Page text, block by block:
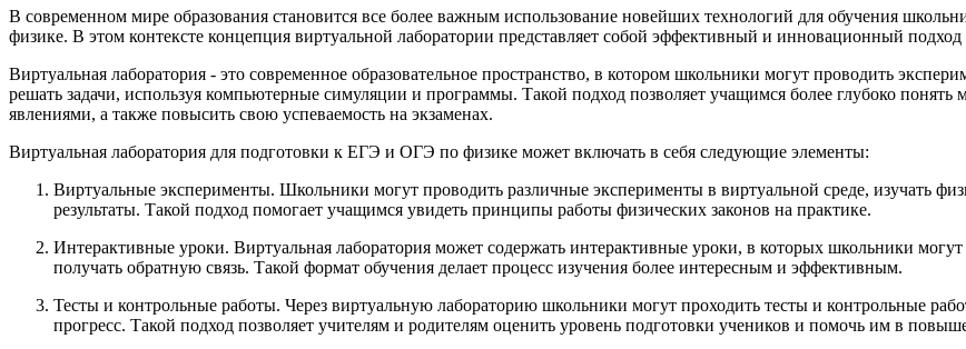
В современном мире образования становится все более важным использование новейших технологий для обучения
физике. В этом контексте концепция виртуальной лаборатории представляет собой эффективный и инновационный
Виртуальная лаборатория - это современное образовательное пространство, в котором школьники могут проводить
решать задачи, используя компьютерные симуляции и программы. Такой подход позволяет учащимся более глубоко
явлениями, а также повысить свою успеваемость на экзаменах.
Виртуальная лаборатория для подготовки к ЕГЭ и ОГЭ по физике может включать в себя следующие элементы:
Виртуальные эксперименты. Школьники могут проводить различные эксперименты в виртуальной среде, изучать
результаты. Такой подход помогает учащимся увидеть принципы работы физических законов на практике.
Интерактивные уроки. Виртуальная лаборатория может содержать интерактивные уроки, в которых школьники
получать обратную связь. Такой формат обучения делает процесс изучения более интересным и эффективным.
Тесты и контрольные работы. Через виртуальную лабораторию школьники могут проходить тесты и контрольные
прогресс. Такой подход позволяет учителям и родителям оценить уровень подготовки учеников и помочь им в